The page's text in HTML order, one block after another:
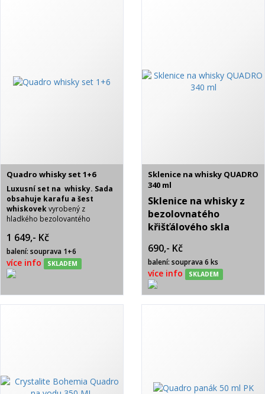
Quadro whisky set 1+6
Luxusní set na whisky. Sada
obsahuje karafu a šest
whiskovekvyrobený z
hladkého bezolovantého
Dodáváno v originálně baleném
boxu výrobcem.
1 649,- Kč
balení: souprava 1+6
více info SKLADEM
Sklenice na whisky QUADRO
340 ml
Sklenice na whisky z
bezolovnatého
křišťálového skla
ml. Baleno v modré
dárkové krabičce se
saténem po 6 ks.
690,- Kč
balení: souprava 6 ks
více info SKLADEM